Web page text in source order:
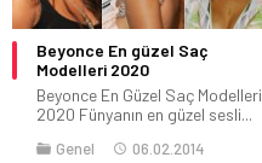
Beyonce En güzel Saç
Modelleri 2020
Beyonce En Güzel Saç Modelleri
2020 Fünyanın en güzel sesli...
Genel
06.02.2014